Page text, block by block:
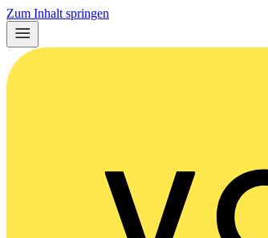
Zum Inhalt springen